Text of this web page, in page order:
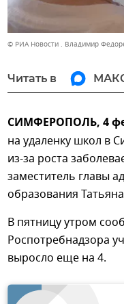
© РИА Новости . Владимир
Читать в
СИМФЕРОПОЛЬ, 4
на удаленку школ в
из-за роста
заместитель главы
образования
В пятницу утром
Роспотребнадзора
выросло еще на 4.